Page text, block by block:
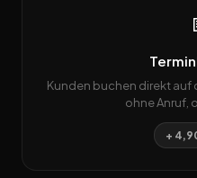
Kunden buchen direkt auf
ohne Anruf,
+